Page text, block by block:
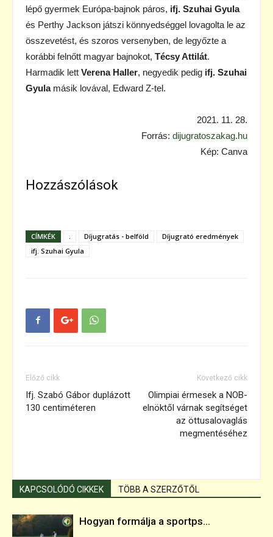
lépő gyermek Európa-bajnok páros, ifj. Szuhai Gyula
és Perthy Jackson játszi könnyedséggel lovagolta le az
összevetést, és szoros versenyben, de legyőzte a
korábbi felnőtt magyar bajnokot, Técsy Attilát.
Harmadik lett Verena Haller, negyedik pedig ifj. Szuhai
Gyulamásik lovával, Edward Z-tel.
2021. 11. 28.
Forrás: dijugratoszakag.hu
Kép: Canva
Hozzászólások
CÍMKÉK Díjugratás - belföld
Díjugrató eredmények
ifj. Szuhai Gyula
Előző cikk
Ifj. Szabó Gábor duplázott
130 centiméteren
Következő cikk
Olimpiai érmesek a NOB-
elnöktől várnak segítséget
az öttusalovaglás
megmentéséhez
KAPCSOLÓDÓ CIKKEK TÖBB A SZERZŐTŐL
Hogyan formálja a sportps...